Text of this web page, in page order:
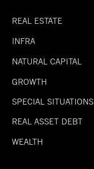
REAL ESTATE
INFRA
NATURAL CAPITAL
GROWTH
SPECIAL SITUATIONS
REAL ASSET DEBT
WEALTH